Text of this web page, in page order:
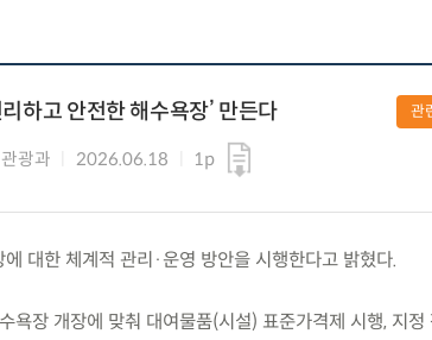
하고 안전한 해수욕장’ 만든다
광과 2026.06.18 1p
관
대한 체계적 관리·운영 방안을 시행한다고 밝혔다.
욕장 개장에 맞춰 대여물품(시설) 표준가격제 시행, 지정